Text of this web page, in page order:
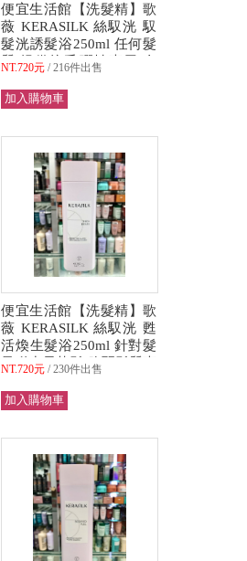
便宜生活館【洗髮精】歌
薇 KERASILK 絲馭洸 馭
髮洸誘髮浴250ml 任何髮
質/提供抗毛彈性專用 全
NT.720元 216件出售
便宜生活館【洗髮精】歌
薇 KERASILK 絲馭洸 甦
活煥生髮浴250ml 針對髮
量稀少易落髮/脆弱髮質專
NT.720元 230件出售